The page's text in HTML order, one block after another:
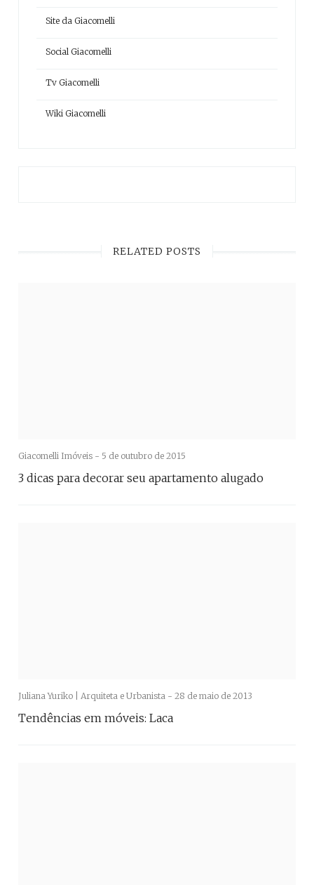
Site da Giacomelli
Social Giacomelli
Tv Giacomelli
Wiki Giacomelli
RELATED POSTS
Giacomelli Imóveis - 5 de outubro de 2015
3 dicas para decorar seu apartamento alugado
Juliana Yuriko | Arquiteta e Urbanista - 28 de maio de 2013
Tendências em móveis: Laca